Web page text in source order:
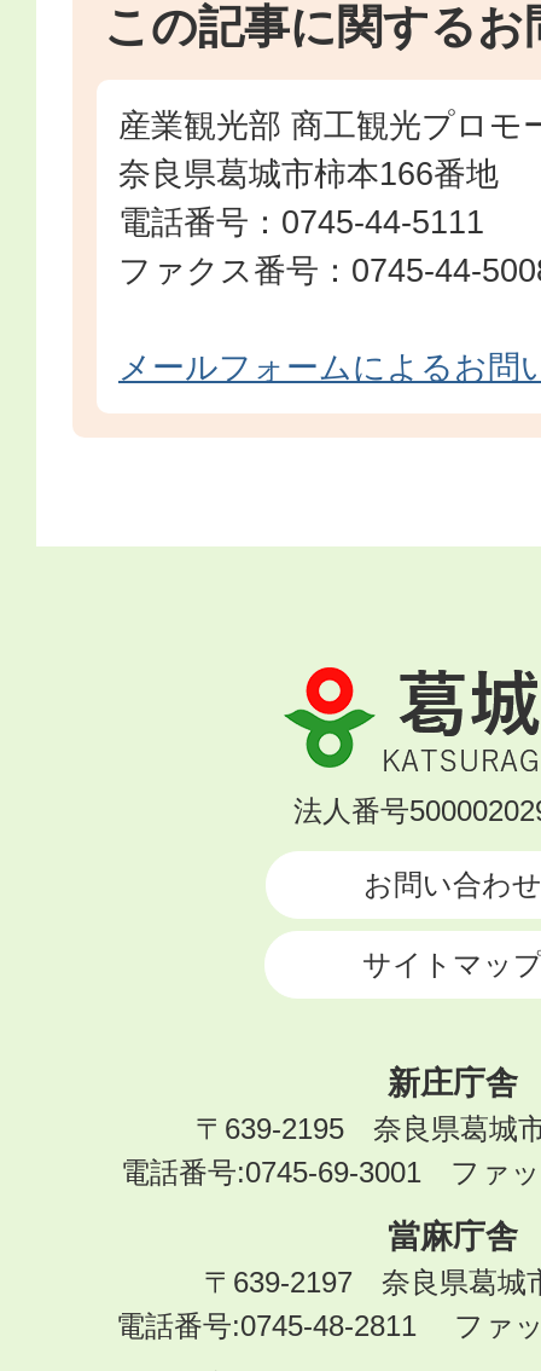
この記事に関するお
産業観光部 商工観光プロモ
奈良県葛城市柿本166番地
電話番号：0745-44-5111
ファクス番号：0745-44-
メールフォームによるお問
葛
城
市
KATSURAGI
法人番号
お問い合わせ
サイトマッ
新庄庁舎
〒639-2195 奈良県葛城
電話番号:0745-69-3001 ファ
當麻庁舎
〒639-2197 奈良県葛城
電話番号:0745-48-2811 ファ